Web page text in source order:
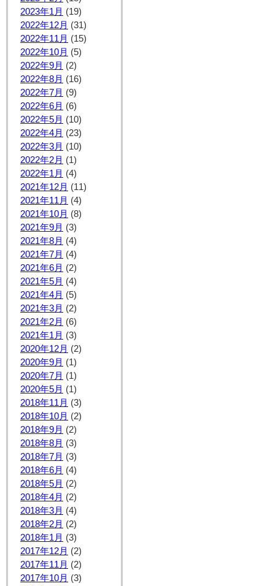
2023年1月 (19)
2022年12月 (31)
2022年11月 (15)
2022年10月 (5)
2022年9月 (2)
2022年8月 (16)
2022年7月 (9)
2022年6月 (6)
2022年5月 (10)
2022年4月 (23)
2022年3月 (10)
2022年2月 (1)
2022年1月 (4)
2021年12月 (11)
2021年11月 (4)
2021年10月 (8)
2021年9月 (3)
2021年8月 (4)
2021年7月 (4)
2021年6月 (2)
2021年5月 (4)
2021年4月 (5)
2021年3月 (2)
2021年2月 (6)
2021年1月 (3)
2020年12月 (2)
2020年9月 (1)
2020年7月 (1)
2020年5月 (1)
2018年11月 (3)
2018年10月 (2)
2018年9月 (2)
2018年8月 (3)
2018年7月 (3)
2018年6月 (4)
2018年5月 (2)
2018年4月 (2)
2018年3月 (4)
2018年2月 (2)
2018年1月 (3)
2017年12月 (2)
2017年11月 (2)
2017年10月 (3)